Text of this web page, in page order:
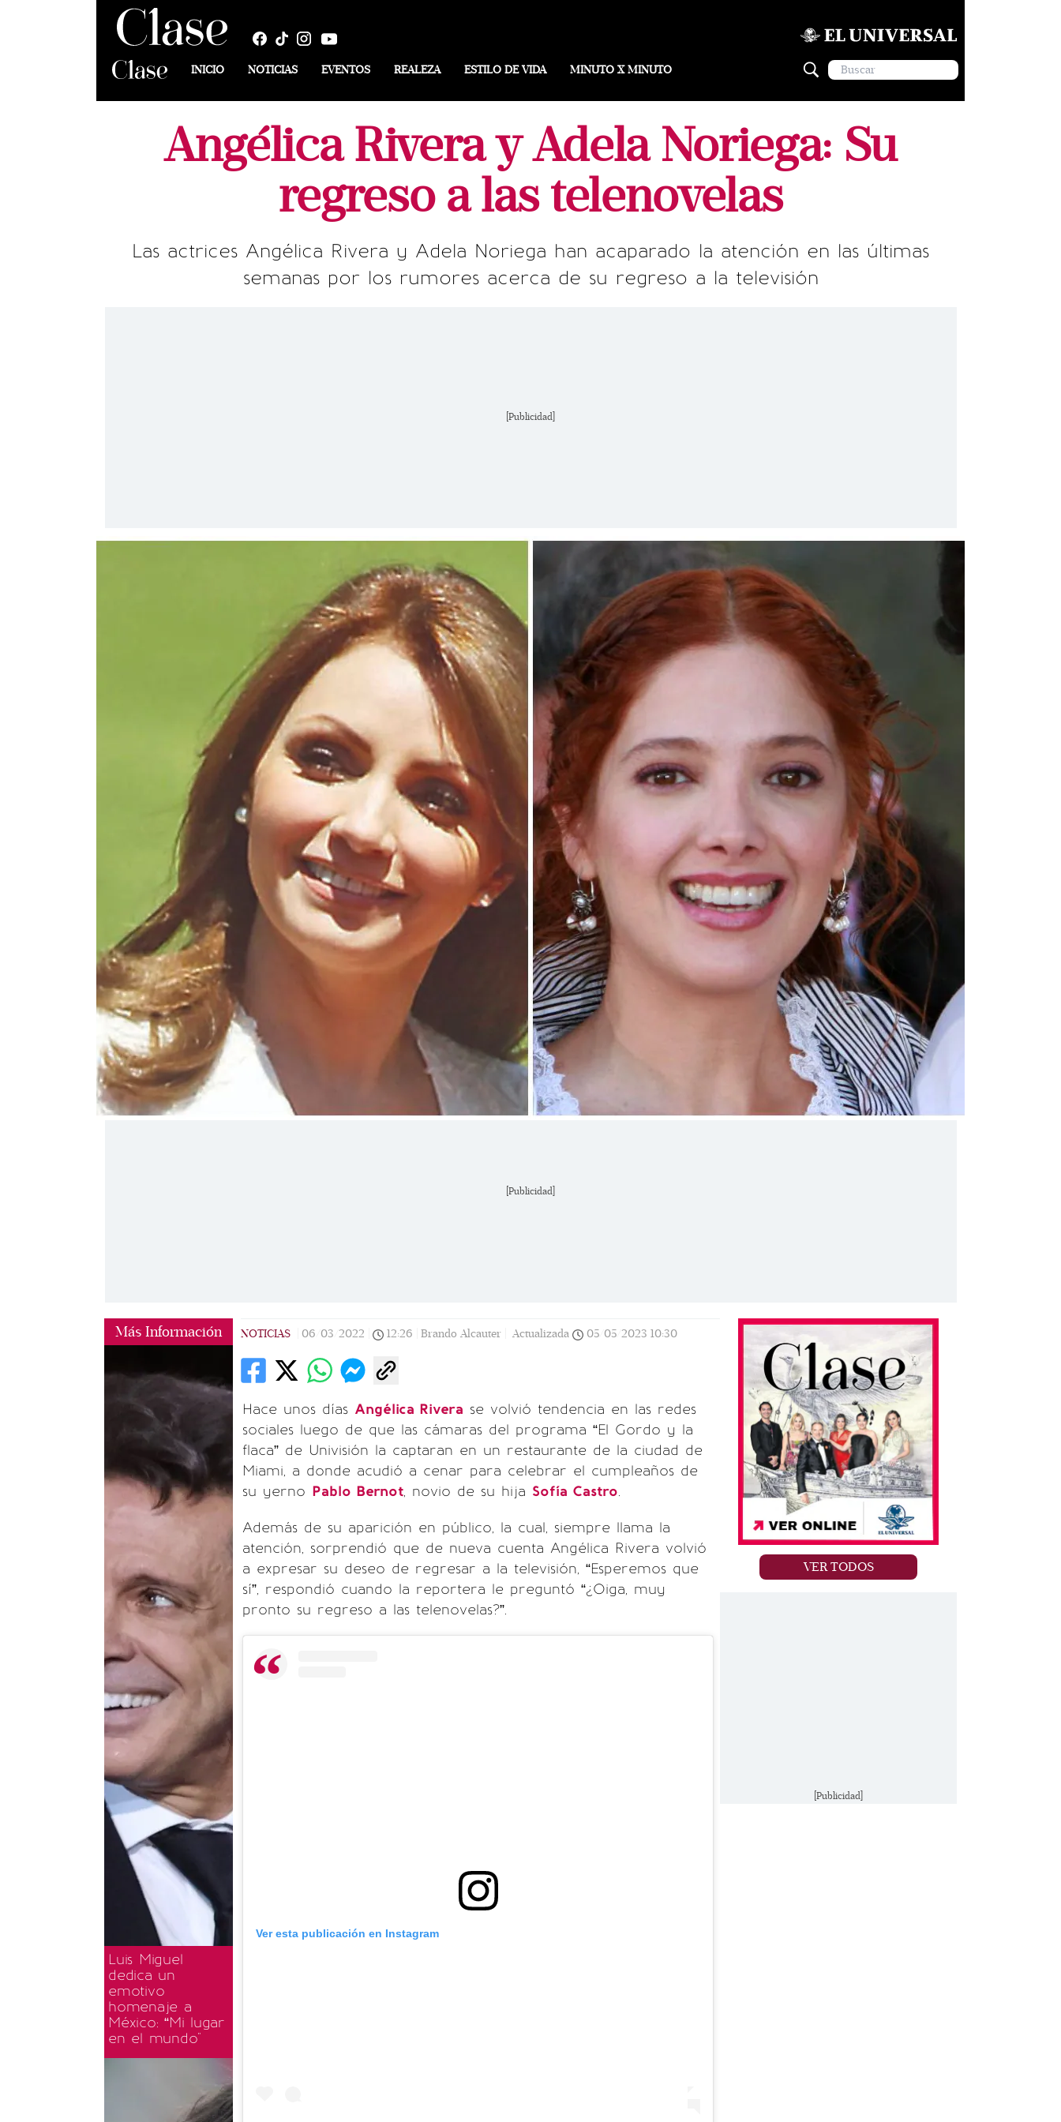
INICIO NOTICIAS EVENTOS REALEZA ESTILO DE VIDA MINUTO X MINUTO
Angélica Rivera y Adela Noriega: Su
regreso a las telenovelas
Las actrices Angélica Rivera y Adela Noriega han acaparado la atención en las últimas
semanas por los rumores acerca de su regreso a la televisión
[Publicidad]
[Publicidad]
Más Información
Luis Miguel
dedica un
emotivo
homenaje a
México: “Mi lugar
en el mundo"
NOTICIAS 06/03/2022 12:26 Brando Alcauter | Actualizada 05/05/2023 10:30
Hace unos días Angélica Rivera se volvió tendencia en las redes
sociales luego de que las cámaras del programa “El Gordo y la
flaca” de Univisión la captaran en un restaurante de la ciudad de
Miami, a donde acudió a cenar para celebrar el cumpleaños de
su yerno Pablo Bernot, novio de su hija Sofía Castro.
Además de su aparición en público, la cual, siempre llama la
atención, sorprendió que de nueva cuenta Angélica Rivera volvió
a expresar su deseo de regresar a la televisión, “Esperemos que
sí”, respondió cuando la reportera le preguntó “¿Oiga, muy
pronto su regreso a las telenovelas?”.
Ver esta publicación en Instagram
VER TODOS
[Publicidad]